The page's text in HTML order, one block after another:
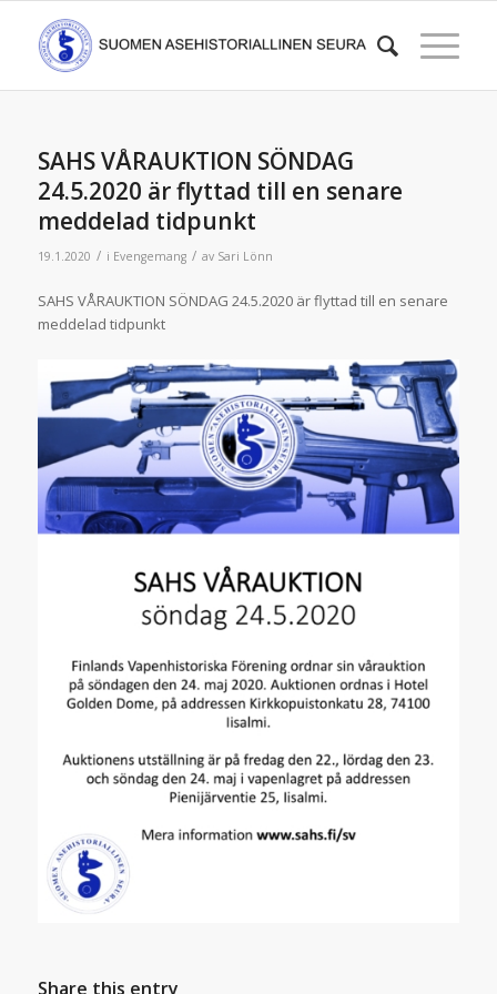
SAHS VÅRAUKTION SÖNDAG
24.5.2020 är flyttad till en senare
meddelad tidpunkt
19.1.2020 / i Evengemang / av Sari Lönn
SAHS VÅRAUKTION SÖNDAG 24.5.2020 är flyttad till en senare
meddelad tidpunkt
Share this entry